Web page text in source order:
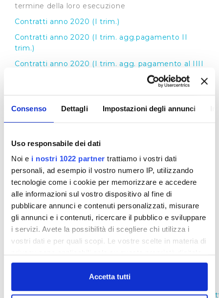
Consenso Dettagli Impostazioni degli annunci
Uso responsabile dei dati
Noi e i nostri 1022 partner trattiamo i vostri dati
personali, ad esempio il vostro numero IP, utilizzando
tecnologie come i cookie per memorizzare e accedere
alle informazioni sul vostro dispositivo al fine di
pubblicare annunci e contenuti personalizzati, misurare
gli annunci e i contenuti, ricercare il pubblico e sviluppare
i servizi. Avete la possibilità di scegliere chi utilizza i
vostri dati e per quali scopi. Le vostre scelte in materia di
in cui avete effettuato le vostre scelte. È possibile
modificare o revocare il proprio consenso in qualsiasi
momento dalla Dichiarazione sui cookie o facendo clic
Accetta tutti
termine della loro esecuzione
Contratti anno 2020 (I trim.)
Contratti anno 2020 (I trim. agg.pagamento II
trim.)
Contratti anno 2020 (I trim. agg. pagamento al IIII
Contratti anno 2020 (II trim. agg.pagamento III
Contratti anno 2020 (III trim. )
Contratti anno 2020 (III trim. agg. pagamento al
IIII trim.)
Contratti anno 2020 (IIII trim.)
Affidamenti Diretti 2020 (I trimestre)
Affidamenti Diretti 2020 (II trimestre)
Affidamenti Diretti 2020 (III trimestre)
Affidamenti Diretti 2020 (IIII trimestre)
https://www.publiacqua.it/sites/publiacqua/files/